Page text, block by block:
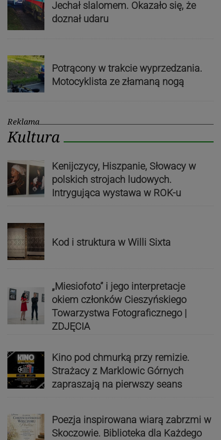
Jechał slalomem. Okazało się, że
doznał udaru
Potrącony w trakcie wyprzedzania.
Motocyklista ze złamaną nogą
Reklama
Kultura
Kenijczycy, Hiszpanie, Słowacy w
polskich strojach ludowych.
Intrygująca wystawa w ROK-u
Kod i struktura w Willi Sixta
„Miesiofoto” i jego interpretacje
okiem członków Cieszyńskiego
Towarzystwa Fotograficznego |
ZDJĘCIA
Kino pod chmurką przy remizie.
Strażacy z Marklowic Górnych
zapraszają na pierwszy seans
Poezja inspirowana wiarą zabrzmi w
Skoczowie. Biblioteka dla Każdego